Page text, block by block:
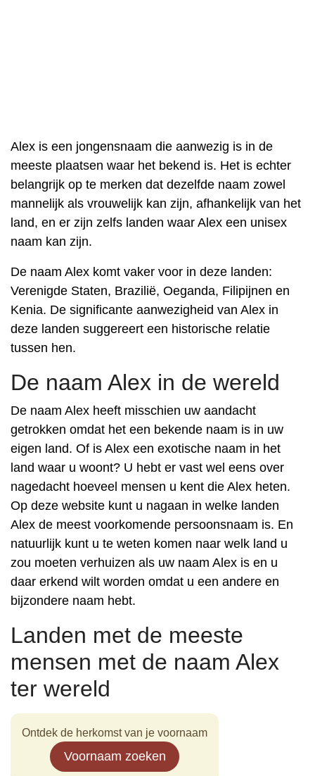
Alex is een jongensnaam die aanwezig is in de
meeste plaatsen waar het bekend is. Het is echter
belangrijk op te merken dat dezelfde naam zowel
mannelijk als vrouwelijk kan zijn, afhankelijk van het
land, en er zijn zelfs landen waar Alex een unisex
naam kan zijn.
De naam Alex komt vaker voor in deze landen:
Verenigde Staten, Brazilië, Oeganda, Filipijnen en
Kenia. De significante aanwezigheid van Alex in
deze landen suggereert een historische relatie
tussen hen.
De naam Alex in de wereld
De naam Alex heeft misschien uw aandacht
getrokken omdat het een bekende naam is in uw
eigen land. Of is Alex een exotische naam in het
land waar u woont? U hebt er vast wel eens over
nagedacht hoeveel mensen u kent die Alex heten.
Op deze website kunt u nagaan in welke landen
Alex de meest voorkomende persoonsnaam is. En
natuurlijk kunt u te weten komen naar welk land u
zou moeten verhuizen als uw naam Alex is en u
daar erkend wilt worden omdat u een andere en
bijzondere naam hebt.
Landen met de meeste
mensen met de naam Alex
ter wereld
Ontdek de herkomst van je voornaam
Voornaam zoeken